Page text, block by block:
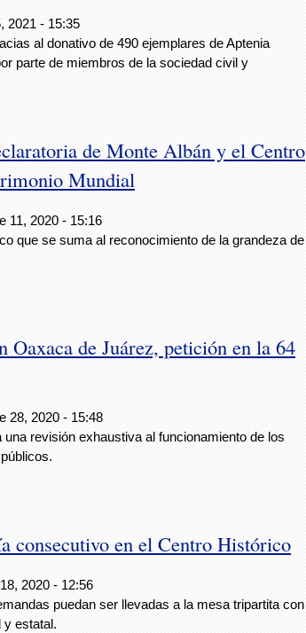
2021 - 15:35
al donativo de 490 ejemplares de Aptenia
parte de miembros de la sociedad civil y
de Monte Albán y el Centro
Mundial
11, 2020 - 15:16
que se suma al reconocimiento de la grandeza de
de Juárez, petición en la 64
28, 2020 - 15:48
una revisión exhaustiva al funcionamiento de los
consecutivo en el Centro Histórico
2020 - 12:56
puedan ser llevadas a la mesa tripartita con
y estatal.